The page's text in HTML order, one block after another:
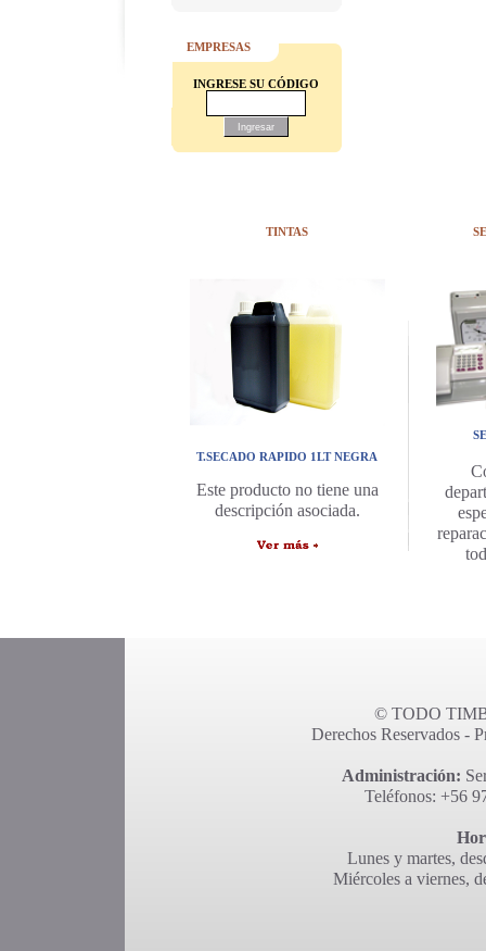
EMPRESAS
INGRESE SU CÓDIGO
TINTAS
T.SECADO RAPIDO 1LT NEGRA
Este producto no tiene una
descripción asociada.
© TODO
Derechos Reservados -
Administración:
Teléfonos: +56
Lunes y martes,
Miércoles a viernes,